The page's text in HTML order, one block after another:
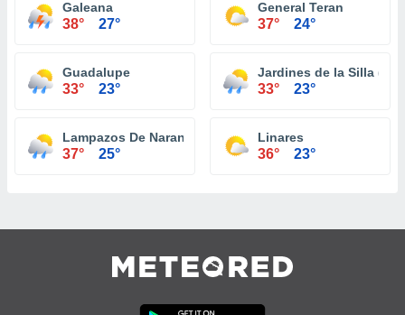
Galeana
38° 27°
General Teran
37° 24°
Guadalupe
33° 23°
Jardines de la Silla
33° 23°
Lampazos De Naranjo
37° 25°
Linares
36° 23°